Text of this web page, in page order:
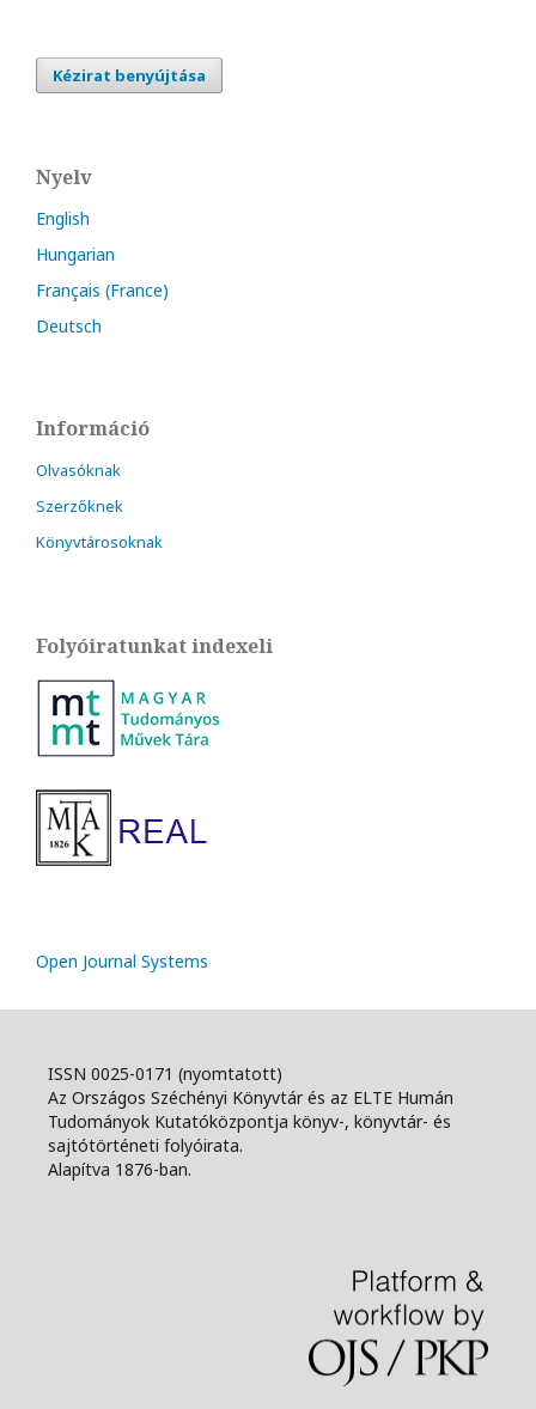
Kézirat benyújtása
Nyelv
English
Hungarian
Français (France)
Deutsch
Információ
Olvasóknak
Szerzőknek
Könyvtárosoknak
Folyóiratunkat indexeli
Open Journal Systems
ISSN 0025-0171 (nyomtatott)
Az Országos Széchényi Könyvtár és az ELTE Humán
Tudományok Kutatóközpontja könyv-, könyvtár- és
sajtótörténeti folyóirata.
Alapítva 1876-ban.